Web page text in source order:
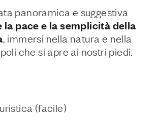
panoramica e suggestiva
pace e la semplicità della
, immersi nella natura e nella
che si apre ai nostri piedi.
(facile)